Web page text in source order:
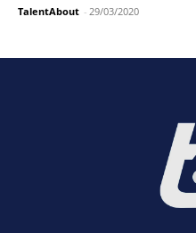
TalentAbout - 29/03/2020